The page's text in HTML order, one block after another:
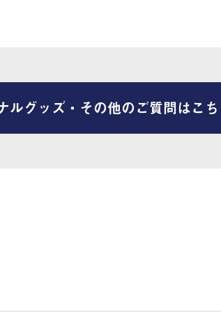
ルグッズ・その他のご質問はこ